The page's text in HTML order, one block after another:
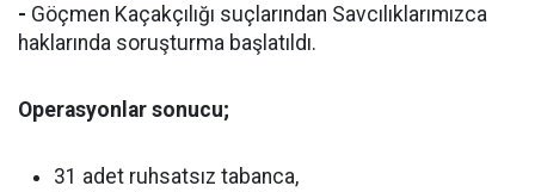
- Göçmen Kaçakçılığı suçlarından Savcılıklarımızca
haklarında soruşturma başlatıldı.
Operasyonlar sonucu;
31 adet ruhsatsız tabanca,